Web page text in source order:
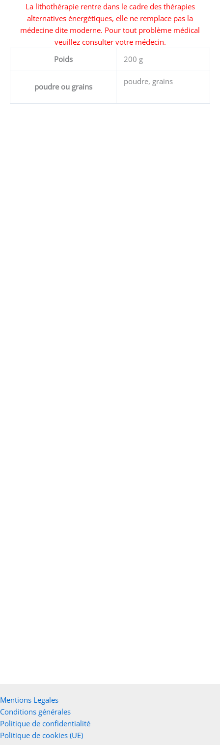
La lithothérapie rentre dans le cadre des thérapies
alternatives énergétiques, elle ne remplace pas la
médecine dite moderne. Pour tout problème médical
veuillez consulter votre médecin.
Poids
200 g
poudre ou grains
poudre, grains
Mentions Legales
Conditions générales
Politique de confidentialité
Politique de cookies (UE)